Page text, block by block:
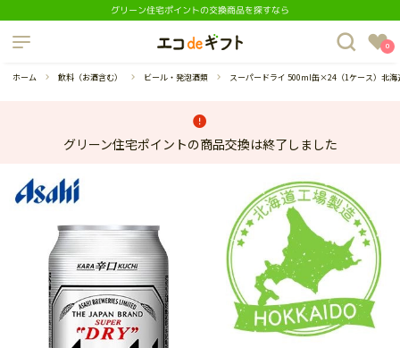
グリーン住宅ポイントの交換商品を探すなら
制度について
よくあるご質問 0
ダイニングセット
ホーム 飲料（お酒含む） ビール・発泡酒類 スーパードライ 500ml缶×24（1ケース）北海
グリーン住宅ポイントの商品交換は終了しました